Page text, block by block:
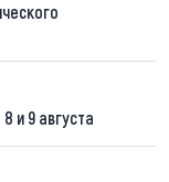
и 9 августа